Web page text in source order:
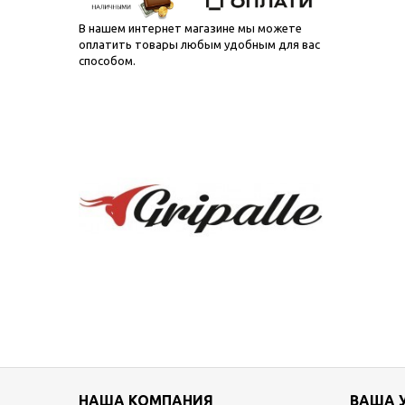
В нашем интернет магазине мы можете
оплатить товары любым удобным для вас
способом.
НАША КОМПАНИЯ ВАША